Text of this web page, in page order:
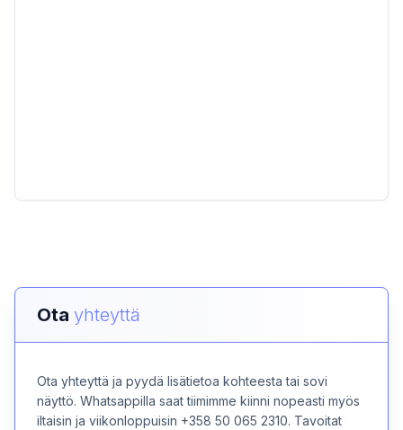
Ota yhteyttä
Ota yhteyttä ja pyydä lisätietoa kohteesta tai sovi
näyttö. Whatsappilla saat tiimimme kiinni nopeasti myös
iltaisin ja viikonloppuisin +358 50 065 2310. Tavoitat